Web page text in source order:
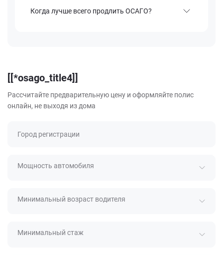
Когда лучше всего продлить ОСАГО?
[[*osago_title4]]
Рассчитайте предварительную цену и оформляйте полис
онлайн, не выходя из дома
Город регистрации
Мощность автомобиля
Минимальный возраст водителя
Минимальный стаж